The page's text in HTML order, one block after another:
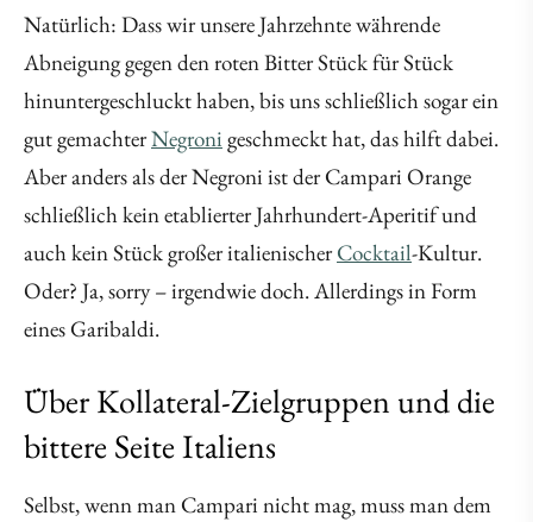
Natürlich: Dass wir unsere Jahrzehnte währende
Abneigung gegen den roten Bitter Stück für Stück
hinuntergeschluckt haben, bis uns schließlich sogar ein
gut gemachterNegroni geschmeckt hat, das hilft dabei.
Aber anders als der Negroni ist der Campari Orange
schließlich kein etablierter Jahrhundert-Aperitif und
auch kein Stück großer italienischerCocktail-Kultur.
Oder? Ja, sorry – irgendwie doch. Allerdings in Form
eines Garibaldi.
Über Kollateral-Zielgruppen und die
bittere Seite Italiens
Selbst, wenn man Campari nicht mag, muss man dem